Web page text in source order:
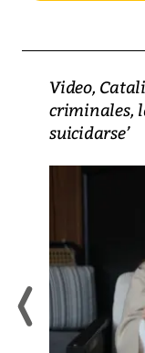
Video,
criminales,
suicidarse’